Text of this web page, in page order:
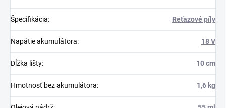
Špecifikácia: Reťazové píly
Napätie akumulátora: 18 V
Dĺžka lišty: 10 cm
Hmotnosť bez akumulátora: 1,6 kg